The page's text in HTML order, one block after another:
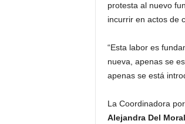
protesta al nuevo
incurrir en actos de
“Esta labor es
nueva, apenas se
apenas se está
La Coordinadora
Alejandra Del